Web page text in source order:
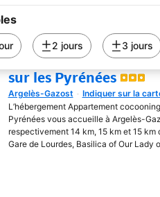
2 jours 3 jours
Appartement
sur les Pyrénées
Une nouvelle fenêtre va
Argelès-Gazost Indiquer sur la
L’hébergement Appartement
Pyrénées vous accueille à Argelès-
respectivement 14 km, 15 km et 15 km
Gare de Lourdes, Basilica of Our Lady